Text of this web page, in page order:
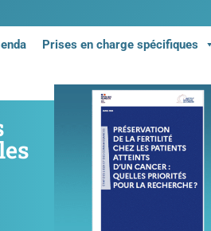
Prises en charge spécifiques